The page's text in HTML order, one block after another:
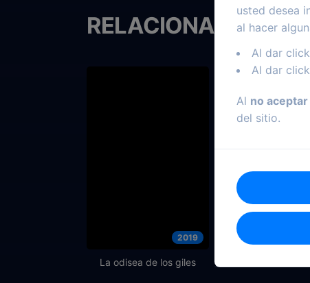
RELACIONADOS
2019
La odisea de los giles
usted desea
al hacer
Al dar
Al dar
Al no aceptar
del sitio.